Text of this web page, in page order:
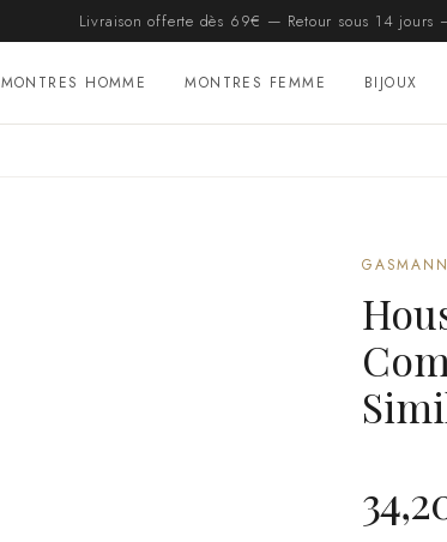
Livraison offerte dès 69€ — Retour sous 14 jours
MONTRES HOMME MONTRES FEMME BIJOUX
GASMANN